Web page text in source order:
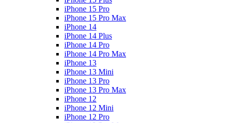
iPhone 15 Pro
iPhone 15 Pro Max
iPhone 14
iPhone 14 Plus
iPhone 14 Pro
iPhone 14 Pro Max
iPhone 13
iPhone 13 Mini
iPhone 13 Pro
iPhone 13 Pro Max
iPhone 12
iPhone 12 Mini
iPhone 12 Pro